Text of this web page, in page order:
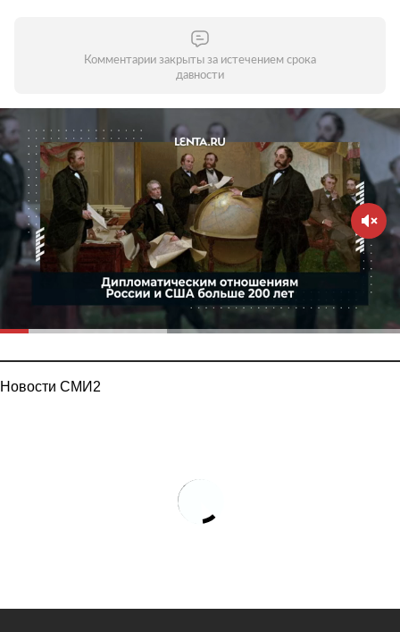
Комментарии закрыты за истечением срока
давности
Новости СМИ2